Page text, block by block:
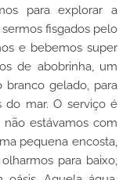
para explorar a
fisgados pelo
e bebemos super
de abobrinha, um
branco gelado, para
do mar. O serviço é
estávamos com
pequena encosta,
para baixo,